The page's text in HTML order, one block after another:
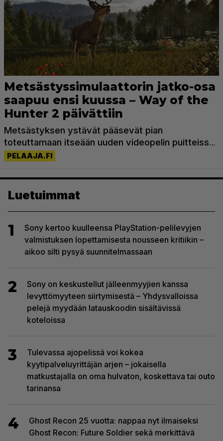
Luetuimmat
1
Sony kertoo kuulleensa PlayStation-pelilevyjen
valmistuksen lopettamisesta nousseen kritiikin –
aikoo silti pysyä suunnitelmassaan
2
Sony on keskustellut jälleenmyyjien kanssa
levyttömyyteen siirtymisestä – Yhdysvalloissa
pelejä myydään latauskoodin sisältävissä
koteloissa
3
Tulevassa ajopelissä voi kokea
kyytipalveluyrittäjän arjen – jokaisella
matkustajalla on oma hulvaton, koskettava tai outo
tarinansa
4
Ghost Recon 25 vuotta: nappaa nyt ilmaiseksi
Ghost Recon: Future Soldier sekä merkittävä